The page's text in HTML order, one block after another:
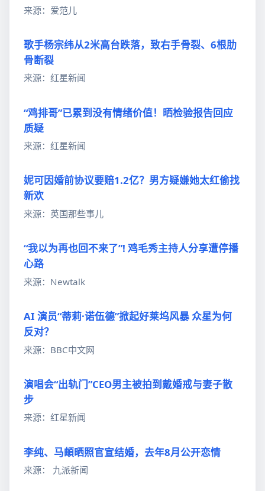
来源：爱范儿
歌手杨宗纬从2米高台跌落，致右手骨裂、6根肋
骨断裂
来源：红星新闻
“鸡排哥”已累到没有情绪价值！晒检验报告回应
质疑
来源：红星新闻
妮可因婚前协议要赔1.2亿？男方疑嫌她太红偷找
新欢
来源：英国那些事儿
“我以为再也回不来了”! 鸡毛秀主持人分享遭停播
心路
来源：Newtalk
AI 演员“蒂莉·诺伍德”掀起好莱坞风暴 众星为何
反对？
来源：BBC中文网
演唱会“出轨门”CEO男主被拍到戴婚戒与妻子散
步
来源：红星新闻
李纯、马頔晒照官宣结婚，去年8月公开恋情
来源： 九派新闻